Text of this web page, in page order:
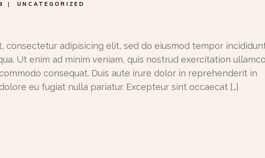
UNCATEGORIZED
consectetur adipisicing elit, sed do eiusmod tempor
Ut enim ad minim veniam, quis nostrud exercitation
consequat. Duis aute irure dolor in reprehenderit in
eu fugiat nulla pariatur. Excepteur sint occaecat […]